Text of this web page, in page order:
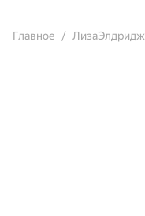
Главное ЛизаЭлдридж